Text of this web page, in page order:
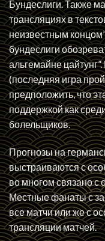
Бундеслиги. Также
трансляциях в
неизвестным
бундеслиги
альгемайне
(последняя игра
предположить, что
поддержкой как
болельщиков.
Прогнозы на
выстраиваются с
во многом связано с
Местные фанаты с
все матчи или же с
трансляции матчей.